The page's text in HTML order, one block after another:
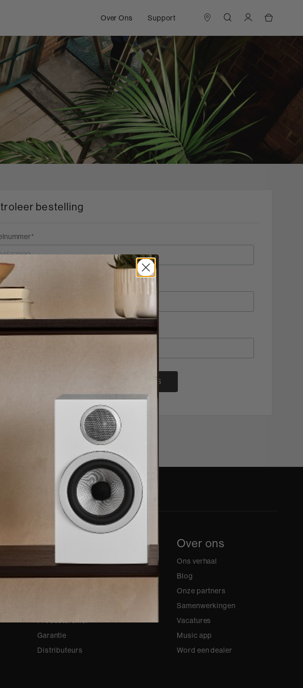
Over Ons Support
bestelling
factuuradres
CONTROLEER STATUS
Product support
Contact
Support Account Login
Garantie
Distributeurs
Over ons
Ons verhaal
Blog
Onze partners
Samenwerkingen
Vacatures
Music app
Word een dealer